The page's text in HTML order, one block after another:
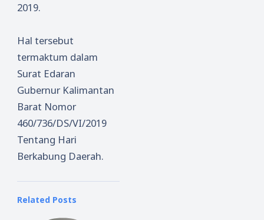
2019.
Hal tersebut
termaktum dalam
Surat Edaran
Gubernur Kalimantan
Barat Nomor
460/736/DS/VI/2019
Tentang Hari
Berkabung Daerah.
Related Posts